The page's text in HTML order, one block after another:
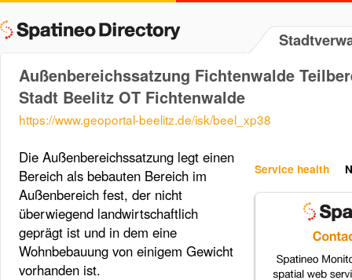
Außenbereichssatzung Fichtenwalde
Stadt Beelitz OT Fichtenwalde
https://www.geoportal-beelitz.de/isk/beel_xp38
Service health
Die Außenbereichssatzung legt einen
Bereich als bebauten Bereich im
Außenbereich fest, der nicht
überwiegend landwirtschaftlich
geprägt ist und in dem eine
Wohnbebauung von einigem Gewicht
vorhanden ist.